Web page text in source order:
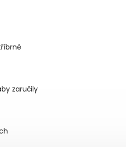
zaručily